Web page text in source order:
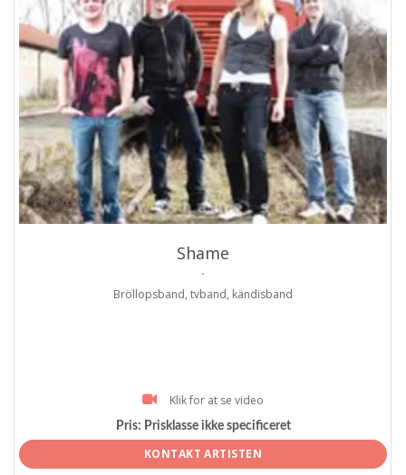
ProArtist
Shame
.
Bröllopsband, tvband, kändisband
Klik for at se video
Pris: Prisklasse ikke specificeret
KONTAKT ARTISTEN